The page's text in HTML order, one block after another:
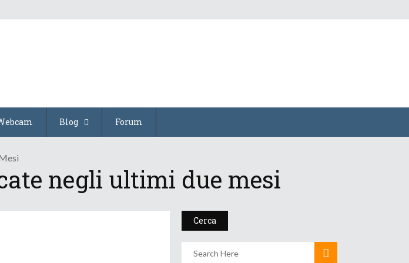
Blog Forum
negli ultimi due mesi
Cerca